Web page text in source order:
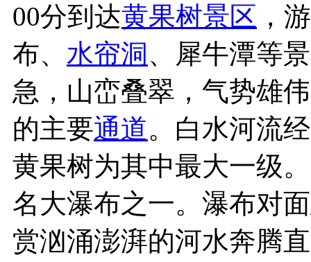
00分到达黄果树景区 ，
布、 水帘洞 、犀牛潭等
急，山峦叠翠，气势雄
的主要通道。白水河流
黄果树为其中最大一级
名大瀑布之一。瀑布对
赏汹涌澎湃的河水奔腾